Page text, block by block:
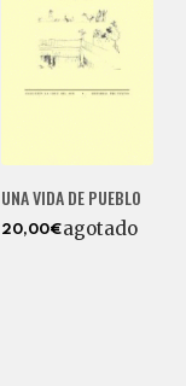
UNA VIDA DE PUEBLO
20,00€agotado